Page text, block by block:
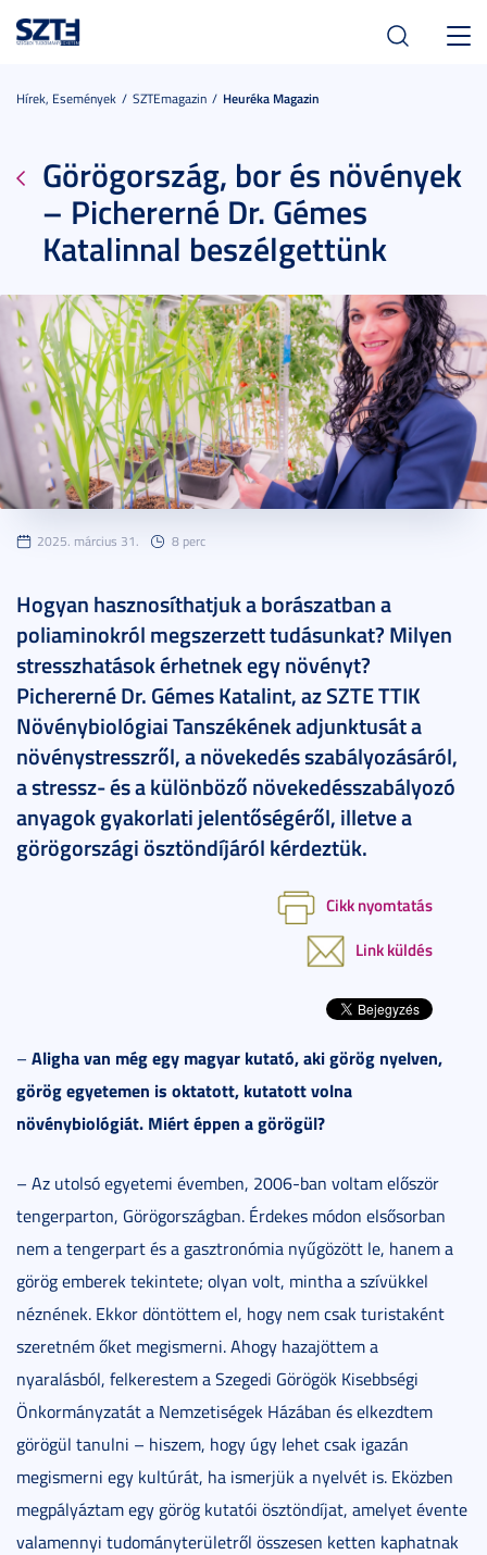
Hírek, Események SZTEmagazin Heuréka Magazin
Görögország, bor és növények
– Pichererné Dr. Gémes
Katalinnal beszélgettünk
2025. március 31. 8 perc
Hogyan hasznosíthatjuk a borászatban a
poliaminokról megszerzett tudásunkat? Milyen
stresszhatások érhetnek egy növényt?
Pichererné Dr. Gémes Katalint, az SZTE TTIK
Növénybiológiai Tanszékének adjunktusát a
növénystresszről, a növekedés szabályozásáról,
a stressz- és a különböző növekedésszabályozó
anyagok gyakorlati jelentőségéről, illetve a
görögországi ösztöndíjáról kérdeztük.
Cikk nyomtatás
Link küldés
– Aligha van még egy magyar kutató, aki görög nyelven,
görög egyetemen is oktatott, kutatott volna
növénybiológiát. Miért éppen a görögül?
– Az utolsó egyetemi évemben, 2006-ban voltam először
tengerparton, Görögországban. Érdekes módon elsősorban
nem a tengerpart és a gasztronómia nyűgözött le, hanem a
görög emberek tekintete; olyan volt, mintha a szívükkel
néznének. Ekkor döntöttem el, hogy nem csak turistaként
szeretném őket megismerni. Ahogy hazajöttem a
nyaralásból, felkerestem a Szegedi Görögök Kisebbségi
Önkormányzatát a Nemzetiségek Házában és elkezdtem
görögül tanulni – hiszem, hogy úgy lehet csak igazán
megismerni egy kultúrát, ha ismerjük a nyelvét is. Eközben
megpályáztam egy görög kutatói ösztöndíjat, amelyet évente
valamennyi tudományterületről összesen ketten kaphatnak